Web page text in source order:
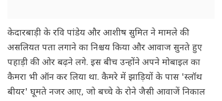
केदारबाड़ी के रवि पांडेय और आशीष सुमित ने मामले की
असलियत पता लगाने का निश्चय किया और आवाज सुनते हुए
पहाड़ी की ओर बढ़ने लगे. इस बीच उन्होंने अपने मोबाइल का
कैमरा भी ऑन कर लिया था. कैमरे में झ‌ाड़ियों के पास 'स्लॉथ
बीयर' घूमते नजर आए, जो बच्चे के रोने जैसी आवाजें निकाल